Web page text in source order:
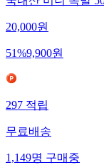
20,000원
51%9,900원
297 적립
무료배송
1,149명 구매중